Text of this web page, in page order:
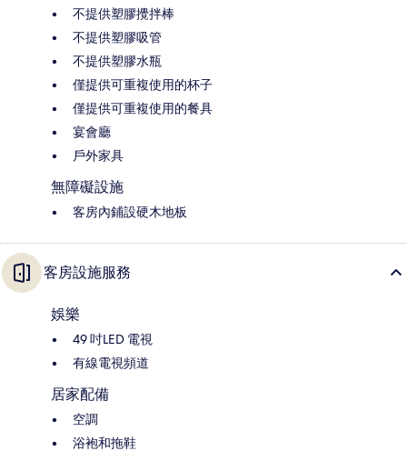
不提供塑膠攪拌棒
不提供塑膠吸管
不提供塑膠水瓶
僅提供可重複使用的杯子
僅提供可重複使用的餐具
宴會廳
戶外家具
無障礙設施
客房內鋪設硬木地板
客房設施服務
娛樂
49 吋LED 電視
有線電視頻道
居家配備
空調
浴袍和拖鞋